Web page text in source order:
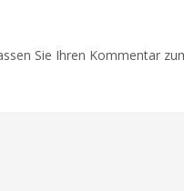
Sie Ihren Kommentar